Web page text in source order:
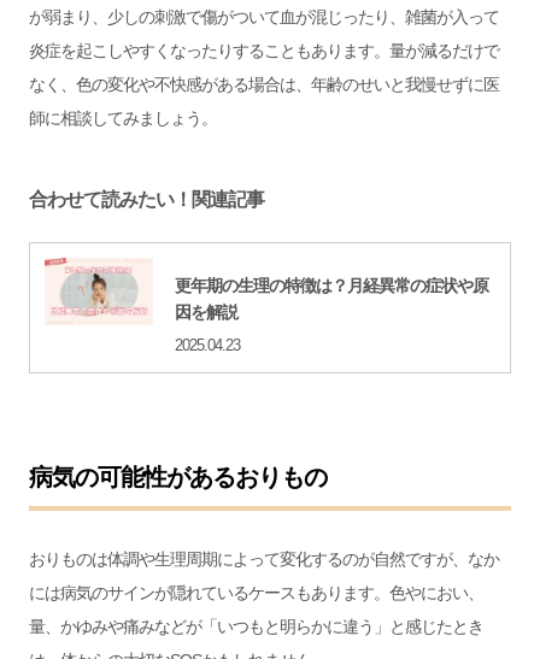
が弱まり、少しの刺激で傷がついて血が混じったり、雑菌が入って
炎症を起こしやすくなったりすることもあります。量が減るだけで
なく、色の変化や不快感がある場合は、年齢のせいと我慢せずに医
師に相談してみましょう。
合わせて読みたい！関連記事
更年期の生理の特徴は？月経異常の症状や原
因を解説
2025.04.23
病気の可能性があるおりもの
おりものは体調や生理周期によって変化するのが自然ですが、なか
には病気のサインが隠れているケースもあります。色やにおい、
量、かゆみや痛みなどが「いつもと明らかに違う」と感じたとき